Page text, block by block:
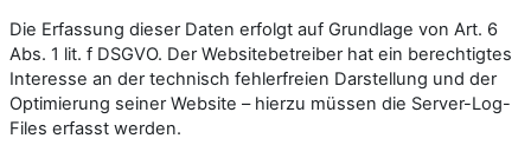
Die Erfassung dieser Daten erfolgt auf Grundlage von Art. 6
Abs. 1 lit. f DSGVO. Der Websitebetreiber hat ein berechtigtes
Interesse an der technisch fehlerfreien Darstellung und der
Optimierung seiner Website – hierzu müssen die Server-Log-
Files erfasst werden.